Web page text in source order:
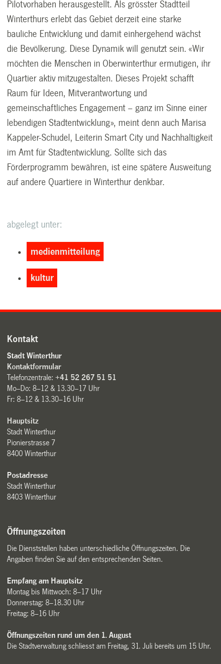
Pilotvorhaben herausgestellt. Als grösster Stadtteil
Winterthurs erlebt das Gebiet derzeit eine starke
bauliche Entwicklung und damit einhergehend wächst
die Bevölkerung. Diese Dynamik will genutzt sein. «Wir
möchten die Menschen in Oberwinterthur ermutigen, ihr
Quartier aktiv mitzugestalten. Dieses Projekt schafft
Raum für Ideen, Mitverantwortung und
gemeinschaftliches Engagement – ganz im Sinne einer
lebendigen Stadtentwicklung», meint denn auch Marisa
Kappeler-Schudel, Leiterin Smart City und Nachhaltigkeit
im Amt für Stadtentwicklung. Sollte sich das
Förderprogramm bewähren, ist eine spätere Ausweitung
auf andere Quartiere in Winterthur denkbar.
abgelegt unter:
medienmitteilung
kultur
Kontakt
Stadt Winterthur
Kontaktformular
Telefonzentrale:+41 52 267 51 51
Mo–Do: 8–12 & 13.30–17 Uhr
Fr: 8–12 & 13.30–16 Uhr
Hauptsitz
Stadt Winterthur
Pionierstrasse 7
8400 Winterthur
Postadresse
Stadt Winterthur
8403 Winterthur
Öffnungszeiten
Die Dienststellen haben unterschiedliche Öffnungszeiten. Die
Angaben finden Sie auf den entsprechenden Seiten.
Empfang am Hauptsitz
Montag bis Mittwoch: 8–17 Uhr
Donnerstag: 8–18.30 Uhr
Freitag: 8–16 Uhr
Öffnungszeiten rund um den 1. August
Die Stadtverwaltung schliesst am Freitag, 31. Juli bereits um 15 Uhr.